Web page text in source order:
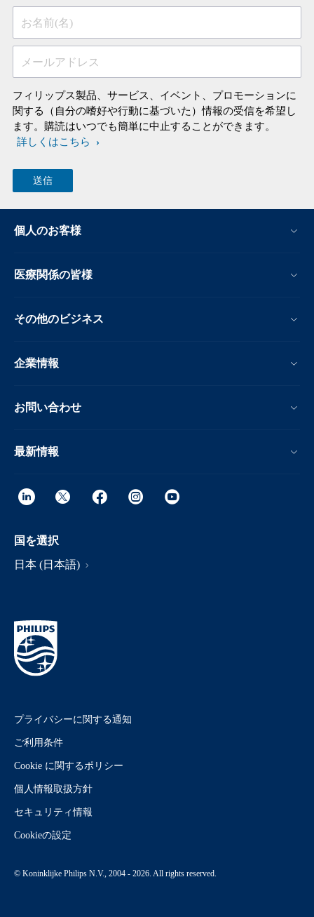
お名前(名)
メールアドレス
フィリップス製品、サービス、イベント、プロモーションに
関する（自分の嗜好や行動に基づいた）情報の受信を希望し
ます。購読はいつでも簡単に中止することができます。
詳しくはこちら
個人のお客様
医療関係の皆様
その他のビジネス
企業情報
お問い合わせ
最新情報
国を選択
日本 (日本語)
プライバシーに関する通知
ご利用条件
Cookie に関するポリシー
個人情報取扱方針
セキュリティ情報
Cookieの設定
© Koninklijke Philips N.V., 2004 - 2026. All rights reserved.